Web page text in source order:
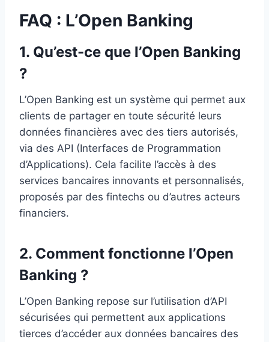
FAQ : L’Open Banking
1. Qu’est-ce que l’Open Banking
?
L’Open Banking est un système qui permet aux
clients de partager en toute sécurité leurs
données financières avec des tiers autorisés,
via des API (Interfaces de Programmation
d’Applications). Cela facilite l’accès à des
services bancaires innovants et personnalisés,
proposés par des fintechs ou d’autres acteurs
financiers.
2. Comment fonctionne l’Open
Banking ?
L’Open Banking repose sur l’utilisation d’API
sécurisées qui permettent aux applications
tierces d’accéder aux données bancaires des